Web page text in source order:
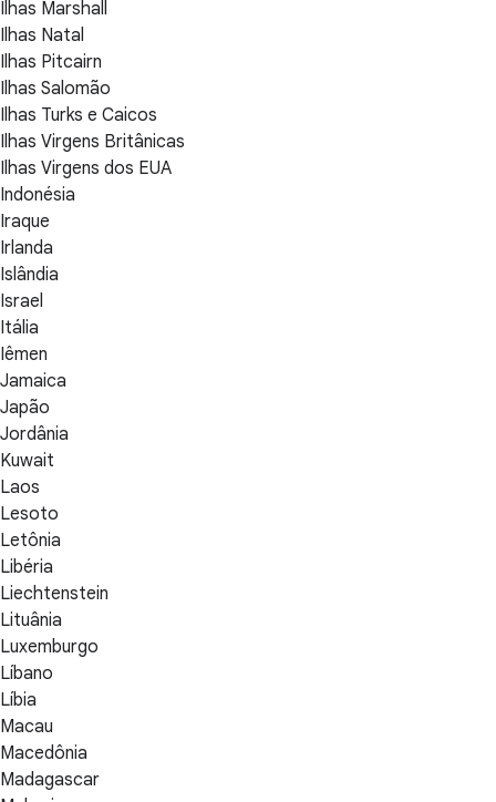
Ilhas Marshall
Ilhas Natal
Ilhas Pitcairn
Ilhas Salomão
Ilhas Turks e Caicos
Ilhas Virgens Britânicas
Ilhas Virgens dos EUA
Indonésia
Iraque
Irlanda
Islândia
Israel
Itália
Iêmen
Jamaica
Japão
Jordânia
Kuwait
Laos
Lesoto
Letônia
Libéria
Liechtenstein
Lituânia
Luxemburgo
Líbano
Líbia
Macau
Macedônia
Madagascar